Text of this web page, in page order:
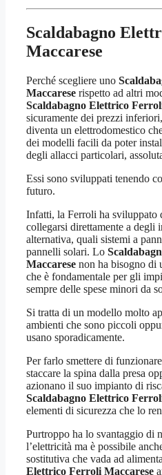
Scaldabagno
Maccarese
Perché scegliere uno
Maccarese rispetto ad altri
Scaldabagno Elettrico
sicuramente dei prezzi
diventa un elettrodomestico
dei modelli facili da poter
degli allacci particolari,
Essi sono sviluppati tenendo
futuro.
Infatti, la Ferroli ha sviluppato
collegarsi direttamente a degli
alternativa, quali sistemi a
pannelli solari. Lo
Maccarese non ha bisogno di
che è fondamentale per gli
sempre delle spese minori da
Si tratta di un modello molto
ambienti che sono piccoli
usano sporadicamente.
Per farlo smettere di
staccare la spina dalla presa
azionano il suo impianto di
Scaldabagno Elettrico
elementi di sicurezza che lo
Purtroppo ha lo svantaggio di
l’elettricità ma è possibile
sostitutiva che vada ad
Elettrico Ferroli Maccarese